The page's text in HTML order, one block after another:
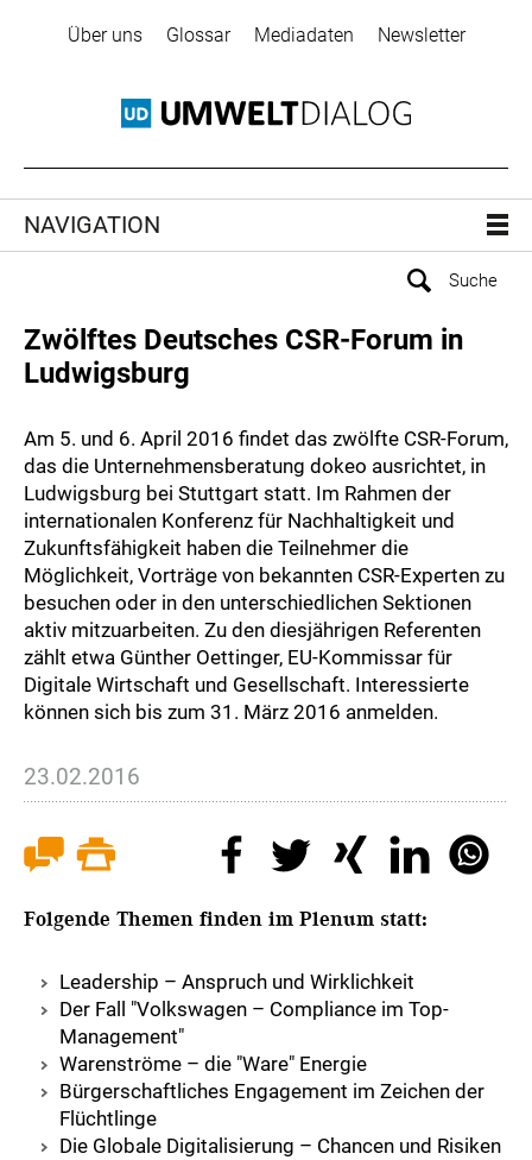
Über uns Glossar Mediadaten Newsletter
NAVIGATION
Zwölftes Deutsches CSR-Forum in
Ludwigsburg
Am 5. und 6. April 2016 findet das zwölfte CSR-Forum,
das die Unternehmensberatung dokeo ausrichtet, in
Ludwigsburg bei Stuttgart statt. Im Rahmen der
internationalen Konferenz für Nachhaltigkeit und
Zukunftsfähigkeit haben die Teilnehmer die
Möglichkeit, Vorträge von bekannten CSR-Experten zu
besuchen oder in den unterschiedlichen Sektionen
aktiv mitzuarbeiten. Zu den diesjährigen Referenten
zählt etwa Günther Oettinger, EU-Kommissar für
Digitale Wirtschaft und Gesellschaft. Interessierte
können sich bis zum 31. März 2016 anmelden.
23.02.2016
Folgende Themen finden im Plenum statt:
Leadership – Anspruch und Wirklichkeit
Der Fall "Volkswagen – Compliance im Top-
Management"
Warenströme – die "Ware" Energie
Bürgerschaftliches Engagement im Zeichen der
Flüchtlinge
Die Globale Digitalisierung – Chancen und Risiken